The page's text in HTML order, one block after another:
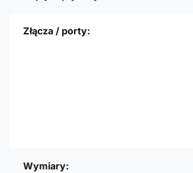
Złącza / porty:
Wymiary: